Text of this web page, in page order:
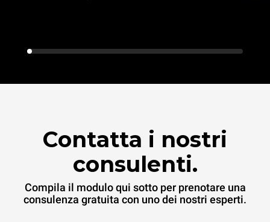
Contatta i nostri
consulenti.
Compila il modulo qui sotto per prenotare una
consulenza gratuita con uno dei nostri esperti.